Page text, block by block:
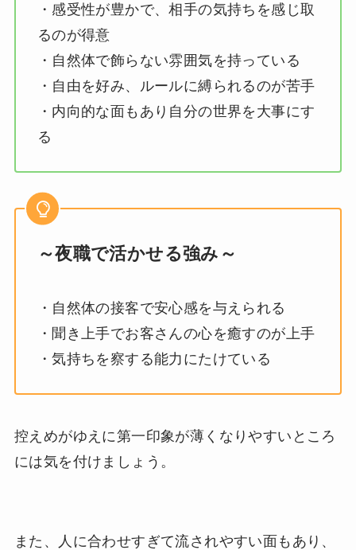
・感受性が豊かで、相手の気持ちを感じ取
るのが得意
・自然体で飾らない雰囲気を持っている
・自由を好み、ルールに縛られるのが苦手
・内向的な面もあり自分の世界を大事にす
る
～夜職で活かせる強み～
・自然体の接客で安心感を与えられる
・聞き上手でお客さんの心を癒すのが上手
・気持ちを察する能力にたけている
控えめがゆえに第一印象が薄くなりやすいところ
には気を付けましょう。
また、人に合わせすぎて流されやすい面もあり、